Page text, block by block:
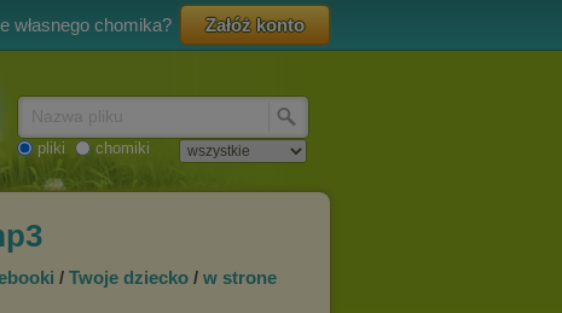
własnego chomika? Załóż konto
pliki chomiki
/ Twoje dziecko / w strone